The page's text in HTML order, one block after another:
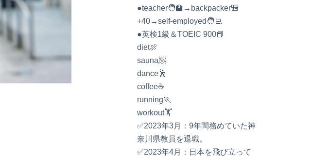
●teacher🧑‍🏫→backpacker🎒
+40→self-employed🧑‍💻
●英検1級＆TOEIC 900📕
diet🍖
sauna🧖
dance🕺
coffee☕️
running🏃
workout🏋️
✅2023年3月：9年間務めていた神
奈川県教員を退職。
✅2023年4月：日本を飛び立って